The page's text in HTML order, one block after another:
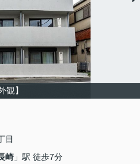
観】
目
崎 」駅 徒歩7分